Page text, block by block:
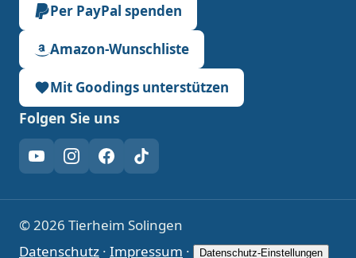
Per PayPal spenden
Amazon-Wunschliste
Mit Goodings unterstützen
Folgen Sie uns
YouTubeInstagram
Facebook
TikTok
© 2026 Tierheim Solingen
Datenschutz · Impressum · Datenschutz-Einstellungen